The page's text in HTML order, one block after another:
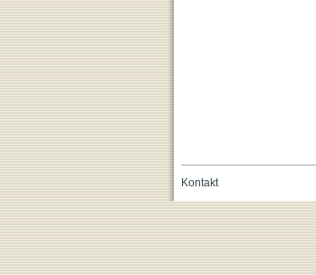
Kontakt